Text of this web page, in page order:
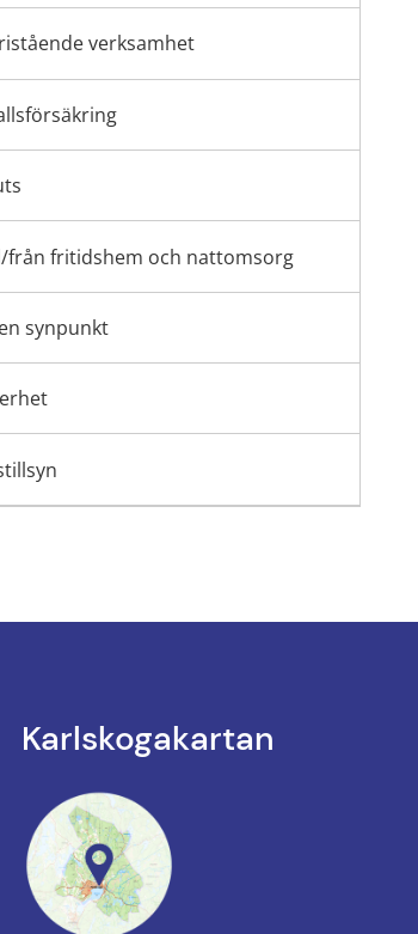
verksamhet
från fritidshem och nattomsorg
synpunkt
öppnas i nytt fönster.
webbplats, öppnas i nytt fönster.
Karlskoga­kartan